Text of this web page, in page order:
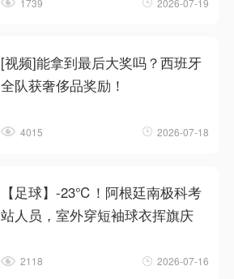
[视频]能拿到最后大奖吗？西班牙
全队获奢侈品奖励！
4015 2026-07-18
【足球】-23℃！阿根廷南极科考
站人员，室外穿短袖球衣挥旗庆
2118 2026-07-16